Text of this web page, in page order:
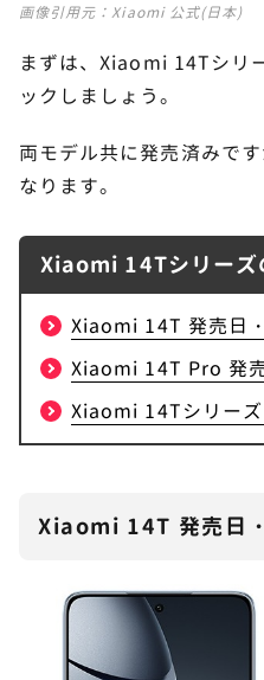
画像引用元：Xiaomi 公式(日本)
まずは、Xiaomi 14Tシリ
ックしましょう。
両モデル共に発売済みで
なります。
Xiaomi 14Tシリーズ
Xiaomi 14T 発売日
Xiaomi 14T Pro 発
Xiaomi 14Tシリー
Xiaomi 14T 発売日